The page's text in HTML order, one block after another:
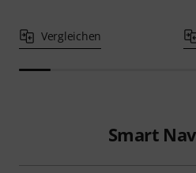
Vergleichen
Smart